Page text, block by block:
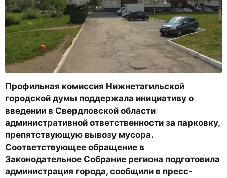
Профильная комиссия Нижнетагильской
городской думы поддержала инициативу о
введении в Свердловской области
административной ответственности за парковку,
препятствующую вывозу мусора.
Соответствующее обращение в
Законодательное Собрание региона подготовила
администрация города, сообщили в пресс-